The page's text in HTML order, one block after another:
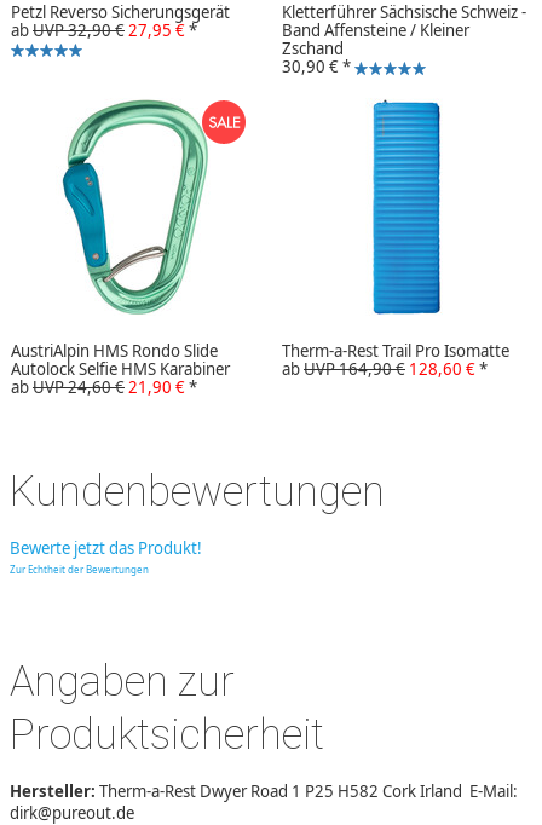
Petzl Reverso Sicherungsgerät
abUVP 32,90 €27,95 €*
Kletterführer Sächsische Schweiz -
Band Affensteine / Kleiner
Zschand
30,90 €*
AustriAlpin HMS Rondo Slide
Autolock Selfie HMS Karabiner
abUVP 24,60 €21,90 €*
Therm-a-Rest Trail Pro Isomatte
abUVP 164,90 € 128,60 €*
Kundenbewertungen
Bewerte jetzt das Produkt!
Zur Echtheit der Bewertungen
Angaben zur
Produktsicherheit
Hersteller: Therm-a-Rest Dwyer Road 1 P25 H582 Cork Irland E-Mail:
dirk@pureout.de